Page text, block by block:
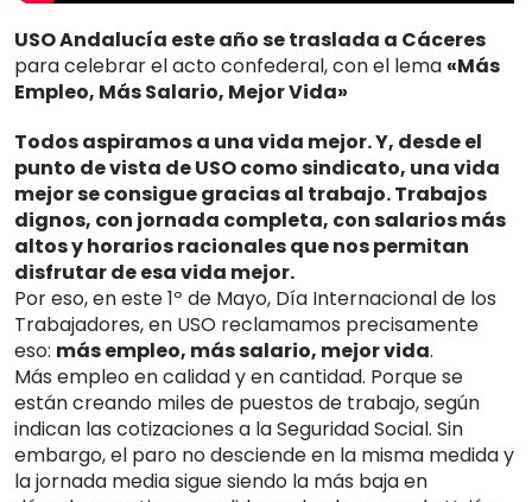
USO Andalucía este año se traslada a Cáceres
para celebrar el acto confederal, con el lema «Más
Empleo, Más Salario, Mejor Vida»
Todos aspiramos a una vida mejor. Y, desde el
punto de vista de USO como sindicato, una vida
mejor se consigue gracias al trabajo. Trabajos
dignos, con jornada completa, con salarios más
altos y horarios racionales que nos permitan
disfrutar de esa vida mejor.
Por eso, en este 1º de Mayo, Día Internacional de los
Trabajadores, en USO reclamamos precisamente
eso: más empleo, más salario, mejor vida.
Más empleo en calidad y en cantidad. Porque se
están creando miles de puestos de trabajo, según
indican las cotizaciones a la Seguridad Social. Sin
embargo, el paro no desciende en la misma medida y
la jornada media sigue siendo la más baja en